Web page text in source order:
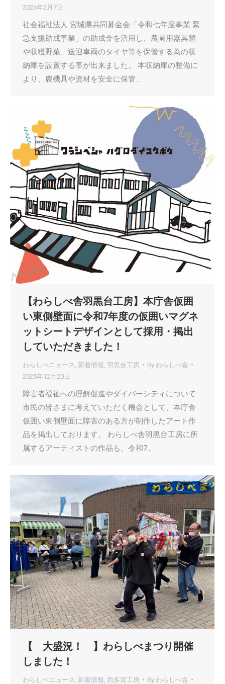
2026年2月7日
社会福祉法人 宮城県共同募金会「令和七年度事業 緊
急支援助成事業」の助成金を活用し、農園用器具類
や収穫野菜、送迎車両のタイヤ等を保管する為の収
納庫を設置する事が出来ました。 本収納庫の整備に
より、農機具や資材を安全に保管…
【わらしべ舎羽黒台工房】本庁舎仮囲
い東側壁面に令和7年度の仮囲いマグネ
ットシートデザインとして採用・掲出
していただきました！
わらしべニュース 新着情報 羽黒台工房 By わらしべ舎
2025年12月20日
障害者福祉への理解促進やダイバーシティについて
市民の皆さまに考えていただく機会として、本庁舎
仮囲い東側壁面に障害のある方が制作したアート作
品を掲出しております。 わらしべ舎羽黒台工房に所
属するアーティストの作品も、令和7…
【 大盛況！ 】わらしべまつり開催
しました！
わらしべニュース 新着情報 西多賀工房 By わらしべ舎